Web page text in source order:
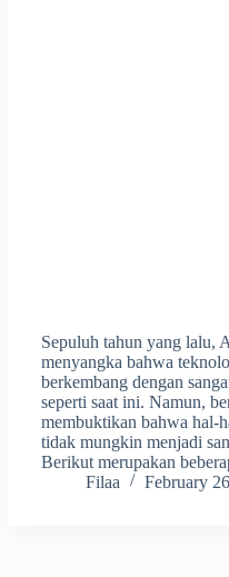
Sepuluh tahun yang lalu,
menyangka bahwa
berkembang dengan
seperti saat ini. Namun,
membuktikan bahwa hal-
tidak mungkin menjadi
Berikut merupakan
Filaa
February